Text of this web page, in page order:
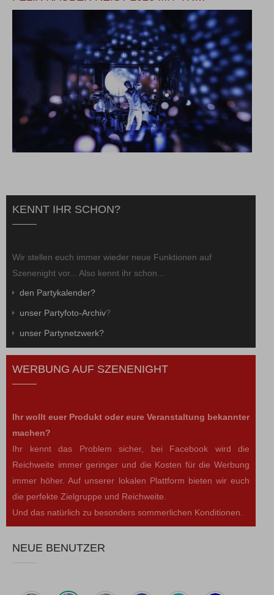
KENNT IHR SCHON?
Wir stellen euch immer wieder neue Funktionen auf
Szenenight vor... Also kennt ihr schon...
den Partykalender?
unser Partyfoto-Archiv?
unser Partynetzwerk?
WERBUNG AUF SZENENIGHT
Ihr wollt euer Produkt oder eure Veranstaltung bekannter
machen?
Ihr kennt das Problem sicher, bei Facebook wird die
Reichweite immer geringer und die Kosten für die Werbung
immer höher. Auf unserer lokalen Plattform bieten wir euch
die perfekte Zielgruppe und Reichweite.
Und das natürlich zu besonders sommerlichen Konditionen.
NEUE BENUTZER